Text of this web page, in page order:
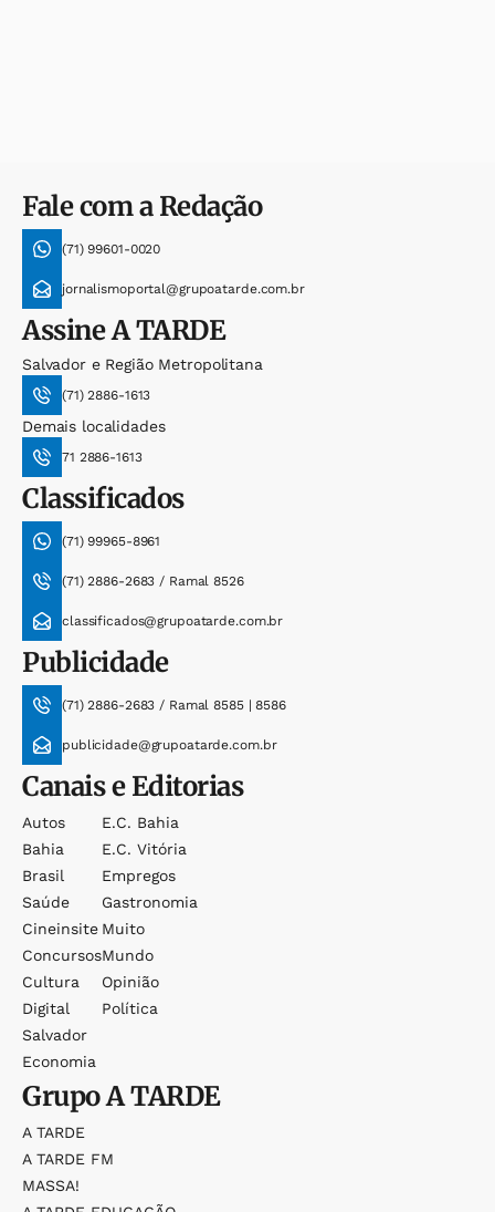
Fale com a Redação
(71) 99601-0020
jornalismoportal@grupoatarde.com.br
AssineA TARDE
Salvador e Região Metropolitana
(71) 2886-1613
Demais localidades
71 2886-1613
Classificados
(71) 99965-8961
(71) 2886-2683 / Ramal 8526
classificados@grupoatarde.com.br
Publicidade
(71) 2886-2683 / Ramal 8585 | 8586
publicidade@grupoatarde.com.br
Canais e Editorias
Autos
Bahia
Brasil
Saúde
Cineinsite
Concursos
Cultura
Digital
Salvador
Economia
E.c. Bahia
E.c. Vitória
Empregos
Gastronomia
Muito
Mundo
Opinião
Política
GrupoA TARDE
A TARDE
A TARDE FM
MASSA!